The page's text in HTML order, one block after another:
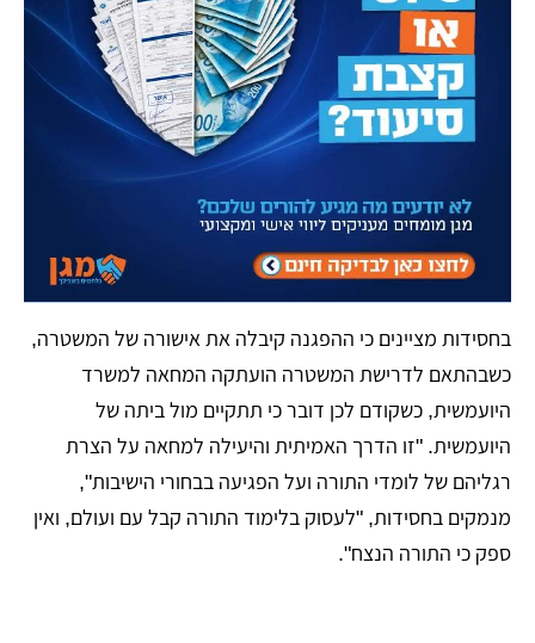
בחסידות מציינים כי ההפגנה קיבלה את אישורה של המשטרה,
כשבהתאם לדרישת המשטרה הועתקה המחאה למשרד
היועמשית, כשקודם לכן דובר כי תתקיים מול ביתה של
היועמשית. "זו הדרך האמיתית והיעילה למחאה על הצרת
רגליהם של לומדי התורה ועל הפגיעה בבחורי הישיבות",
מנמקים בחסידות, "לעסוק בלימוד התורה קבל עם ועולם, ואין
ספק כי התורה הנצח".